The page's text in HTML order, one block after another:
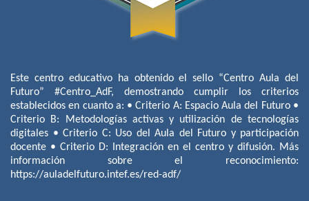
Este centro educativo ha obtenido el sello “Centro Aula del
Futuro” #Centro_AdF, demostrando cumplir los criterios
establecidos en cuanto a: • Criterio A: Espacio Aula del Futuro •
Criterio B: Metodologías activas y utilización de tecnologías
digitales • Criterio C: Uso del Aula del Futuro y participación
docente • Criterio D: Integración en el centro y difusión. Más
información sobre el reconocimiento:
https://auladelfuturo.intef.es/red-adf/